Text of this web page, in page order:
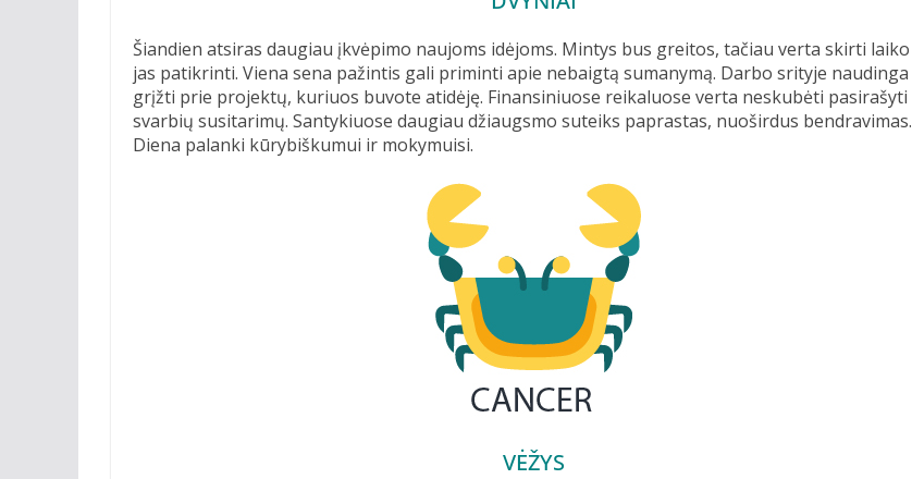
Šiandien atsiras daugiau įkvėpimo naujoms idėjoms. Mintys bus greitos, tačiau verta skirti laiko
jas patikrinti. Viena sena pažintis gali priminti apie nebaigtą sumanymą. Darbo srityje naudinga
grįžti prie projektų, kuriuos buvote atidėję. Finansiniuose reikaluose verta neskubėti pasirašyti
svarbių susitarimų. Santykiuose daugiau džiaugsmo suteiks paprastas, nuoširdus bendravimas.
Diena palanki kūrybiškumui ir mokymuisi.
VĖŽYS